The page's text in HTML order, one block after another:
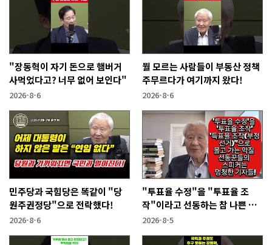
"장동혁이 자기 돈으로 햄버거
사먹었다고? 너무 없어 보인다"
2026-8-6
뭘 모르는 사람들이 부동산 정책
주무르다가 여기까지 왔다!
2026-8-6
민주당과 국힘당은 똑같이 "당
원주권정당"으로 전락했다!
2026-8-6
"투표율 수정"을 "투표율 조
작"이라고 선동하는 참 나쁜 사
람들!
2026-8-5